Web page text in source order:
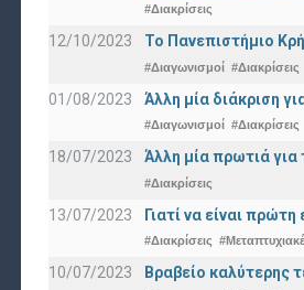
#Διακρίσεις
12/10/2023 Το Πανεπιστήμιο
#Διαγωνισμοί #Διακρίσεις
01/08/2023 Άλλη μία διάκριση
#Διαγωνισμοί #Διακρίσεις
18/07/2023 Άλλη μία πρωτιά
#Διακρίσεις
13/07/2023 Γιατί να είναι
#Διακρίσεις
10/07/2023 Βραβείο καλύτερης